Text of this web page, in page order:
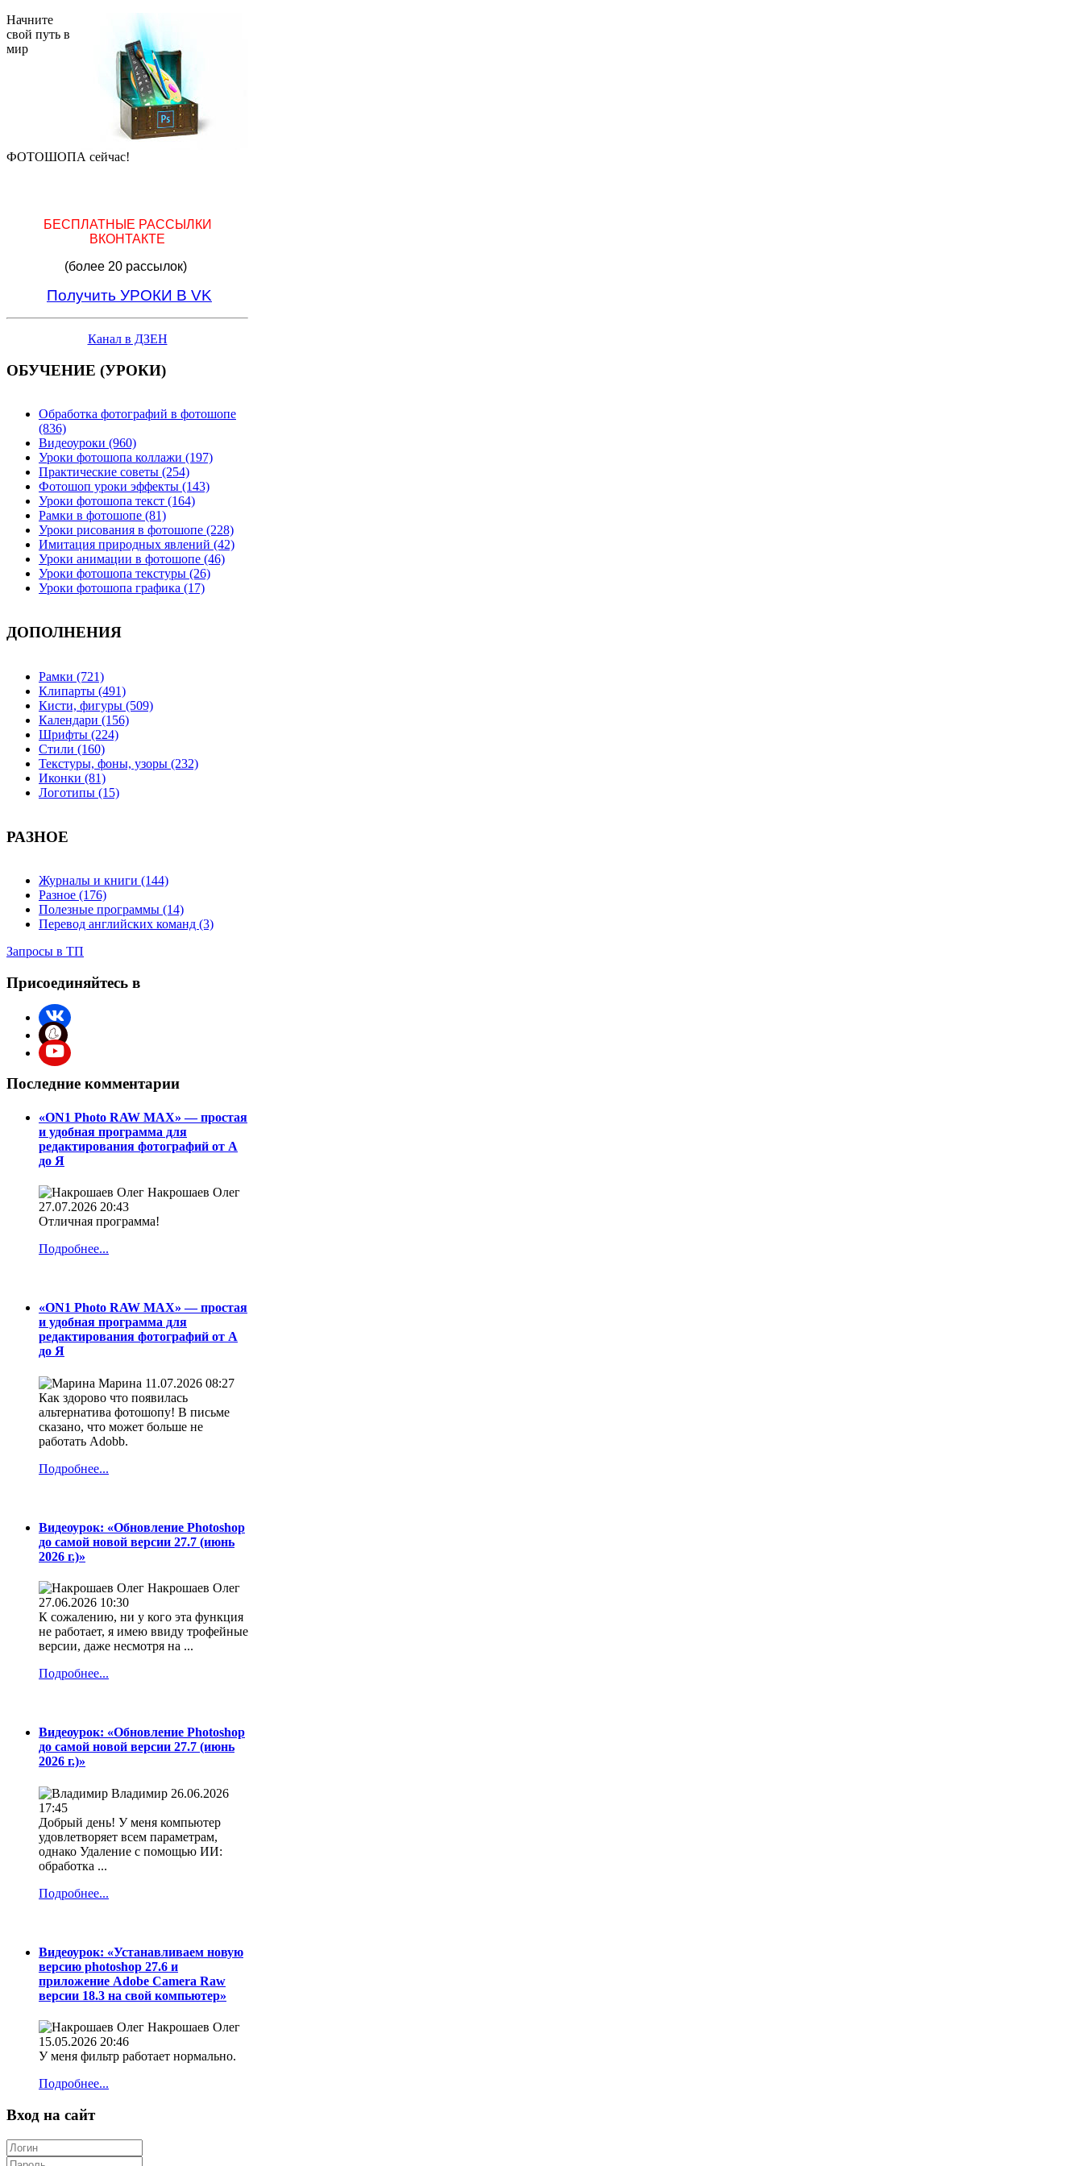
Начните
свой путь в
мир
ФОТОШОПА сейчас!
БЕСПЛАТНЫЕ РАССЫЛКИ
ВКОНТАКТЕ
(более 20 рассылок)
Получить УРОКИ В VK
Канал в ДЗЕН
ОБУЧЕНИЕ (УРОКИ)
Обработка фотографий в фотошопе
(836)
Видеоуроки (960)
Уроки фотошопа коллажи (197)
Практические советы (254)
Фотошоп уроки эффекты (143)
Уроки фотошопа текст (164)
Рамки в фотошопе (81)
Уроки рисования в фотошопе (228)
Имитация природных явлений (42)
Уроки анимации в фотошопе (46)
Уроки фотошопа текстуры (26)
Уроки фотошопа графика (17)
ДОПОЛНЕНИЯ
Рамки (721)
Клипарты (491)
Кисти, фигуры (509)
Календари (156)
Шрифты (224)
Стили (160)
Текстуры, фоны, узоры (232)
Иконки (81)
Логотипы (15)
РАЗНОЕ
Журналы и книги (144)
Разное (176)
Полезные программы (14)
Перевод английских команд (3)
Запросы в ТП
Присоединяйтесь в
Последние комментарии
«ON1 Photo RAW MAX» — простая
и удобная программа для
редактирования фотографий от А
до Я
Накрошаев Олег
27.07.2026 20:43
Отличная программа!
Подробнее...
«ON1 Photo RAW MAX» — простая
и удобная программа для
редактирования фотографий от А
до Я
Марина 11.07.2026 08:27
Как здорово что появилась
альтернатива фотошопу! В письме
сказано, что может больше не
работать Adobb.
Подробнее...
Видеоурок: «Обновление Photoshop
до самой новой версии 27.7 (июнь
2026 г.)»
Накрошаев Олег
27.06.2026 10:30
К сожалению, ни у кого эта функция
не работает, я имею ввиду трофейные
версии, даже несмотря на ...
Подробнее...
Видеоурок: «Обновление Photoshop
до самой новой версии 27.7 (июнь
2026 г.)»
Владимир 26.06.2026
17:45
Добрый день! У меня компьютер
удовлетворяет всем параметрам,
однако Удаление с помощью ИИ:
обработка ...
Подробнее...
Видеоурок: «Устанавливаем новую
версию photoshop 27.6 и
приложение Adobe Camera Raw
версии 18.3 на свой компьютер»
Накрошаев Олег
15.05.2026 20:46
У меня фильтр работает нормально.
Подробнее...
Вход на сайт